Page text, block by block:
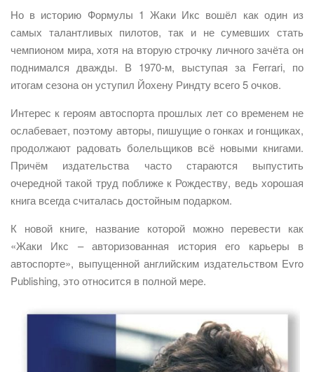
Но в историю Формулы 1 Жаки Икс вошёл как один из
самых талантливых пилотов, так и не сумевших стать
чемпионом мира, хотя на вторую строчку личного зачёта он
поднимался дважды. В 1970-м, выступая за Ferrari, по
итогам сезона он уступил Йохену Риндту всего 5 очков.
Интерес к героям автоспорта прошлых лет со временем не
ослабевает, поэтому авторы, пишущие о гонках и гонщиках,
продолжают радовать болельщиков всё новыми книгами.
Причём издательства часто стараются выпустить
очередной такой труд поближе к Рождеству, ведь хорошая
книга всегда считалась достойным подарком.
К новой книге, название которой можно перевести как
«Жаки Икс – авторизованная история его карьеры в
автоспорте», выпущенной английским издательством Evro
Publishing, это относится в полной мере.